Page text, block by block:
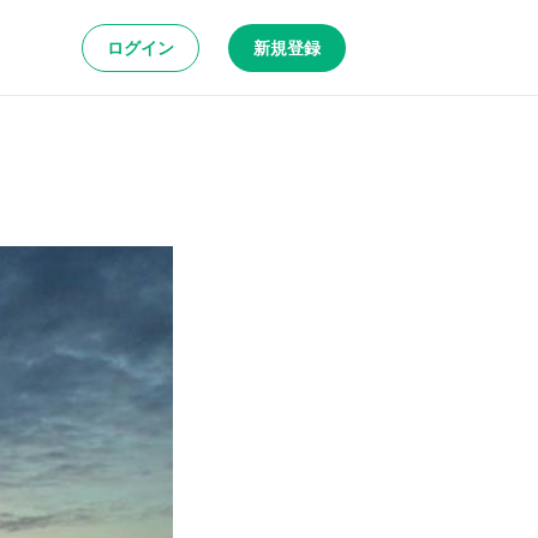
ログイン 新規登録